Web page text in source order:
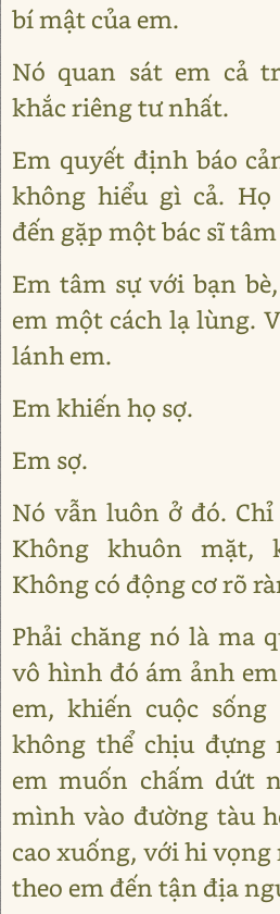
bí mật của em.
Nó quan sát em cả
khắc riêng tư nhất.
Em quyết định báo
không hiểu gì cả.
đến gặp một bác sĩ
Em tâm sự với bạn
em một cách lạ lùng.
lánh em.
Em khiến họ sợ.
Em sợ.
Nó vẫn luôn ở đó.
Không khuôn mặt,
Không có động cơ rõ
Phải chăng nó là ma
vô hình đó ám ảnh
em, khiến cuộc
không thể chịu đựng
em muốn chấm dứt
mình vào đường tàu
cao xuống, với hi vọng
theo em đến tận địa